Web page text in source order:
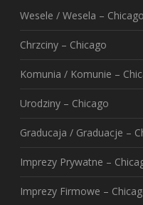
Wesele / Wesela – Chicago
Chrzciny – Chicago
Komunia / Komunie –
Urodziny – Chicago
Graducaja / Graduacje –
Imprezy Prywatne –
Imprezy Firmowe –